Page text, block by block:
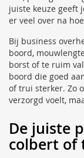
juiste keuze geeft
er veel over na
Bij business
boord,
borst of te ruim
boord die goed
of trui sterker. Zo
verzorgd voelt,
De juiste
colbert of